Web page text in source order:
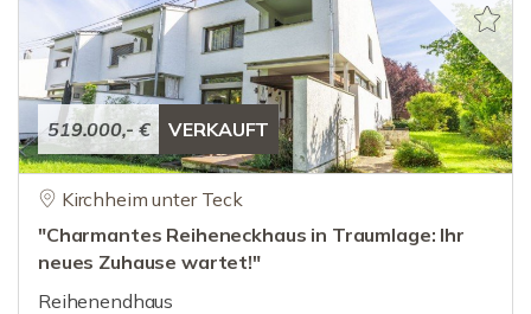
519.000,- € VERKAUFT
Kirchheim unter Teck
"Charmantes Reiheneckhaus in Traumlage: Ihr
neues Zuhause wartet!"
Reihenendhaus